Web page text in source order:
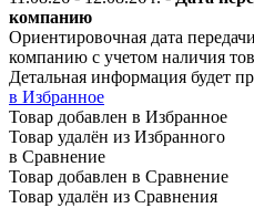
компанию
Ориентировочная дата
компанию с учетом наличия
Детальная информация будет
в Избранное
Товар добавлен в Избранное
Товар удалён из Избранного
в Сравнение
Товар добавлен в Сравнение
Товар удалён из Сравнения